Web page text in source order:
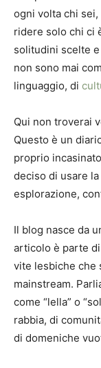
ogni volta chi
ridere solo chi ci
solitudini scelte
non sono mai
linguaggio, di
Qui non troverai
Questo è un
proprio
deciso di usare
esplorazione,
Il blog nasce da
articolo è parte
vite lesbiche che
mainstream.
come “lella” o
rabbia, di
di domeniche